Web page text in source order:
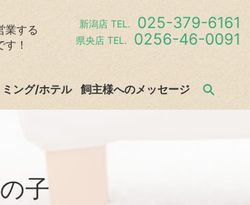
業する
！
新潟店 TEL. 025-379-6161
県央店 TEL. 0256-46-0091
ミング/ホテル 飼主様へのメッセージ search
子